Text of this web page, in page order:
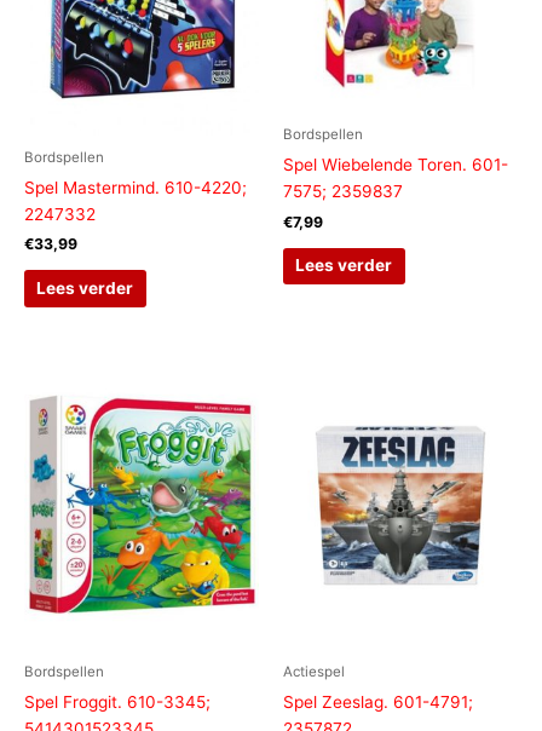
Bordspellen
Spel Mastermind. 610-4220;
2247332
€33,99
Lees verder
Bordspellen
Spel Wiebelende Toren. 601-
7575; 2359837
€7,99
Lees verder
Bordspellen
Spel Froggit. 610-3345;
Actiespel
Spel Zeeslag. 601-4791;